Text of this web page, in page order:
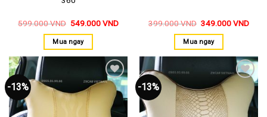
599.000VND 549.000VND
Mua ngay
399.000VND 349.000VND
Mua ngay
-13%
Thêm
vào
yêu
thích
-13%
thích